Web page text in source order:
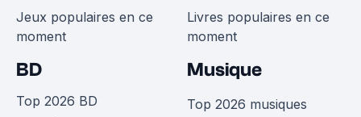
Jeux populaires en ce
moment
Livres populaires en ce
moment
BD
Top 2026 BD
Musique
Top 2026 musiques